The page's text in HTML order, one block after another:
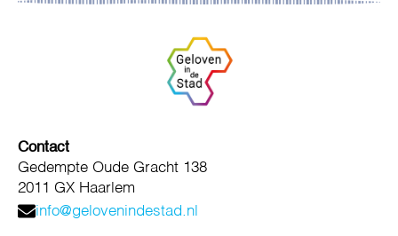
Contact
Gedempte Oude Gracht 138
2011 GX Haarlem
info@gelovenindestad.nl